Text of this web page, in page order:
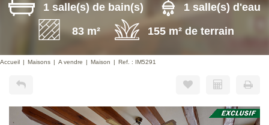
1 salle(s) de bain(s)
1 salle(s) d'eau
83 m²
155 m² de terrain
Accueil Maisons A vendre Maison Ref. : IM5291